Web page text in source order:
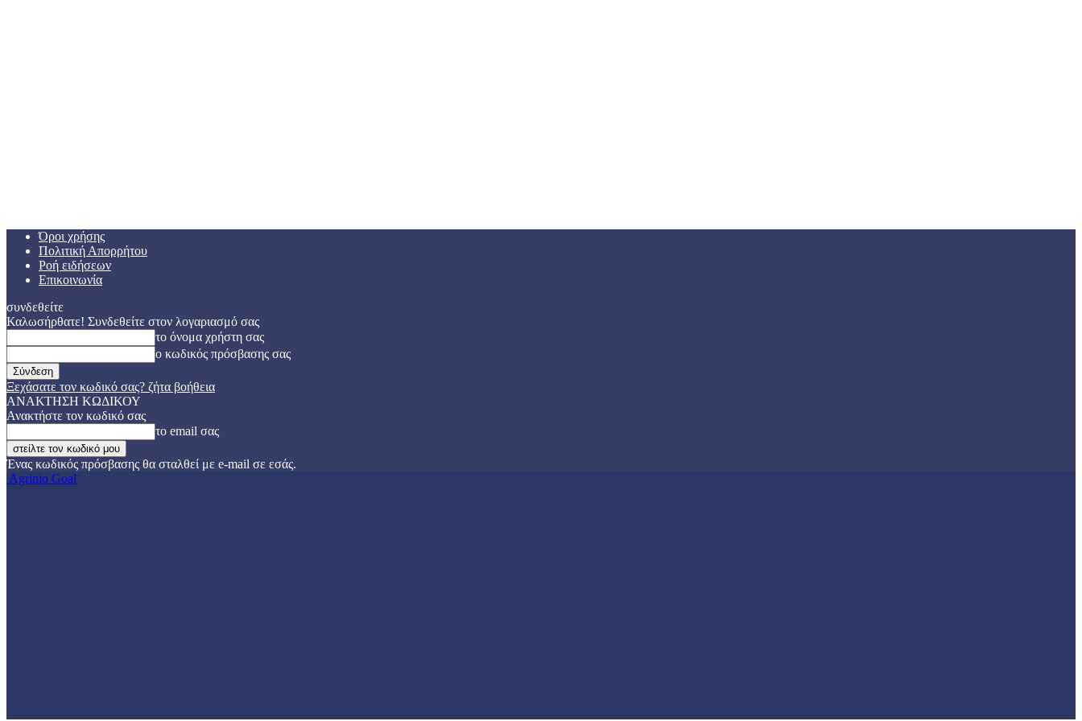
Όροι χρήσης
Πολιτική Απορρήτου
Ροή ειδήσεων
Επικοινωνία
συνδεθείτε
Καλωσήρθατε! Συνδεθείτε στον λογαριασμό σας
το όνομα χρήστη σας
ο κωδικός πρόσβασης σας
Ξεχάσατε τον κωδικό σας? ζήτα βοήθεια
ΑΝΑΚΤΗΣΗ ΚΩΔΙΚΟΥ
Ανακτήστε τον κωδικό σας
το email σας
Ένας κωδικός πρόσβασης θα σταλθεί με e-mail σε εσάς.
Agrinio Goal